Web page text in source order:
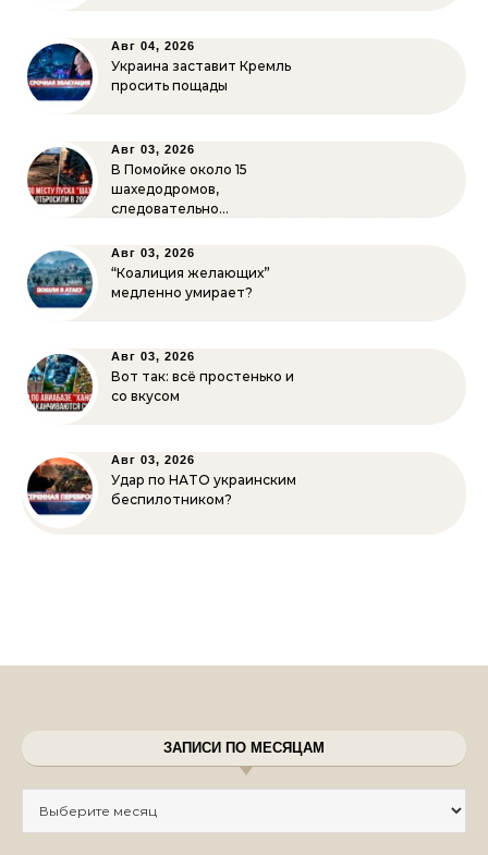
Авг 04, 2026
Украина заставит Кремль
просить пощады
Авг 03, 2026
В Помойке около 15
шахедодромов,
следовательно…
Авг 03, 2026
“Коалиция желающих”
медленно умирает?
Авг 03, 2026
Вот так: всё простенько и
со вкусом
Авг 03, 2026
Удар по НАТО украинским
беспилотником?
ЗАПИСИ ПО МЕСЯЦАМ